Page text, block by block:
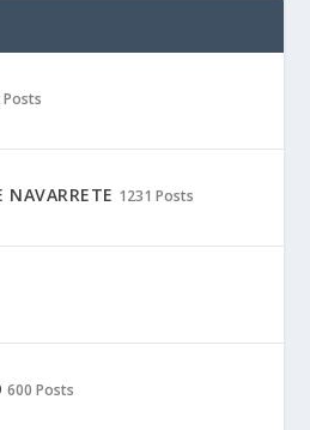
Posts
NAVARRETE 1231 Posts
600 Posts